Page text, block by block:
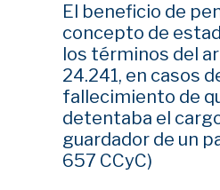
El beneficio de
concepto de
los términos del
24.241, en casos
fallecimiento de
detentaba el
guardador de un
657 CCyC)